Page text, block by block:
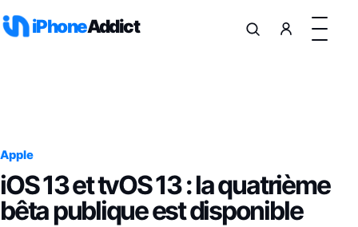
iPhoneAddict
Apple
iOS 13 et tvOS 13 : la quatrième
bêta publique est disponible